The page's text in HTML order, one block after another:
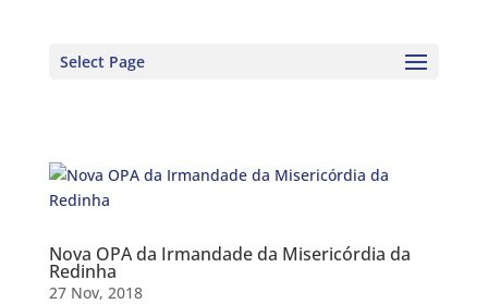
Select Page
Nova OPA da Irmandade da Misericórdia da
Redinha
27 Nov, 2018